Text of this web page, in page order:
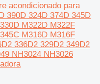
acondicionado para
390D 324D 374D 345D
M322D M322F
M316D M316F
336D2 329D2 349D2
NH3024 NH3026